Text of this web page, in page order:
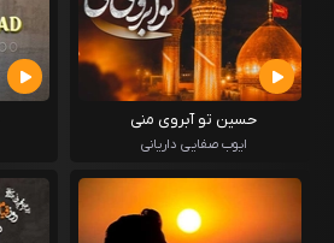
حسین تو آبروی منی
ایوب صفایی داریانی